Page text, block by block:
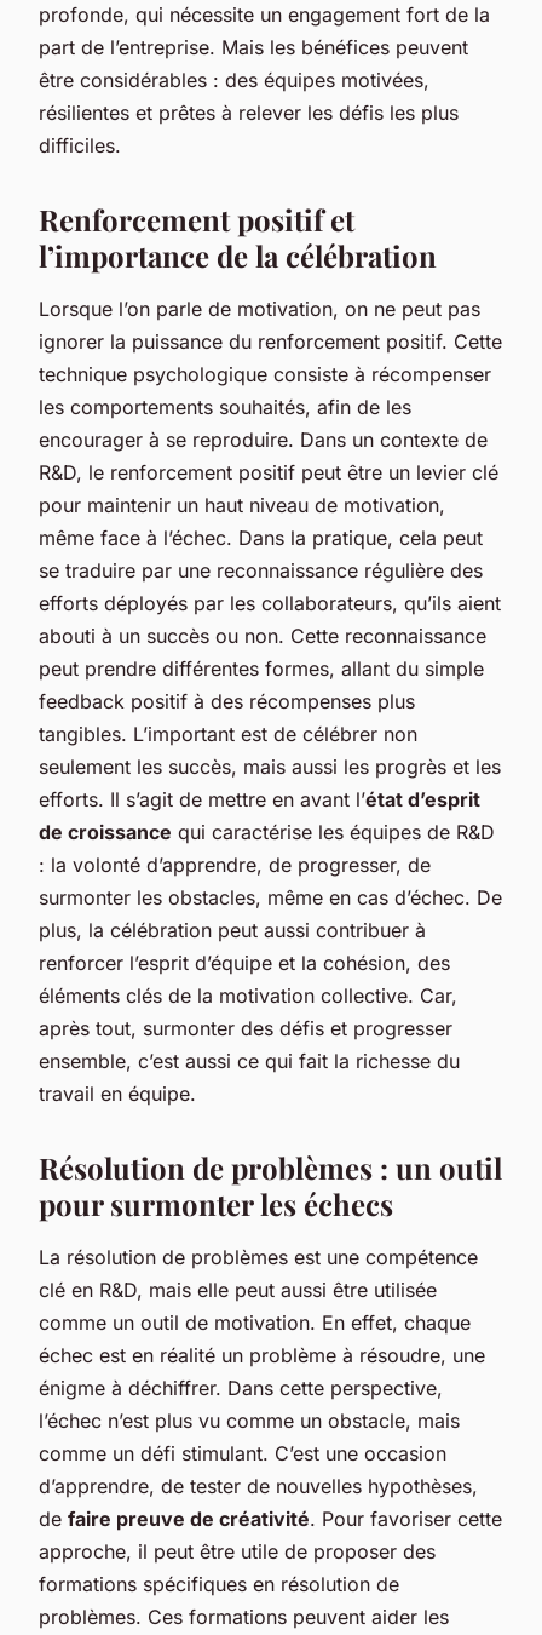
profonde, qui nécessite un engagement fort de la
part de l’entreprise. Mais les bénéfices peuvent
être considérables : des équipes motivées,
résilientes et prêtes à relever les défis les plus
difficiles.
Renforcement positif et
l’importance de la célébration
Lorsque l’on parle de motivation, on ne peut pas
ignorer la puissance du renforcement positif. Cette
technique psychologique consiste à récompenser
les comportements souhaités, afin de les
encourager à se reproduire. Dans un contexte de
R&D, le renforcement positif peut être un levier clé
pour maintenir un haut niveau de motivation,
même face à l’échec. Dans la pratique, cela peut
se traduire par une reconnaissance régulière des
efforts déployés par les collaborateurs, qu’ils aient
abouti à un succès ou non. Cette reconnaissance
peut prendre différentes formes, allant du simple
feedback positif à des récompenses plus
tangibles. L’important est de célébrer non
seulement les succès, mais aussi les progrès et les
efforts. Il s’agit de mettre en avant l’état d’esprit
de croissance qui caractérise les équipes de R&D
: la volonté d’apprendre, de progresser, de
surmonter les obstacles, même en cas d’échec. De
plus, la célébration peut aussi contribuer à
renforcer l’esprit d’équipe et la cohésion, des
éléments clés de la motivation collective. Car,
après tout, surmonter des défis et progresser
ensemble, c’est aussi ce qui fait la richesse du
travail en équipe.
Résolution de problèmes : un outil
pour surmonter les échecs
La résolution de problèmes est une compétence
clé en R&D, mais elle peut aussi être utilisée
comme un outil de motivation. En effet, chaque
échec est en réalité un problème à résoudre, une
énigme à déchiffrer. Dans cette perspective,
l’échec n’est plus vu comme un obstacle, mais
comme un défi stimulant. C’est une occasion
d’apprendre, de tester de nouvelles hypothèses,
de faire preuve de créativité. Pour favoriser cette
approche, il peut être utile de proposer des
formations spécifiques en résolution de
problèmes. Ces formations peuvent aider les